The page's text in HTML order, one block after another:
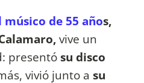
músico de 55 años,
vive un
presentósu disco
vivió junto a su